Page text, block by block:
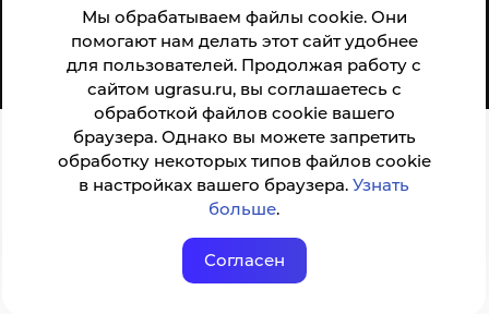
Мы обрабатываем файлы cookie. Они
помогают нам делать этот сайт удобнее
для пользователей. Продолжая работу с
сайтом ugrasu.ru, вы соглашаетесь с
обработкой файлов cookie вашего
браузера. Однако вы можете запретить
обработку некоторых типов файлов cookie
в настройках вашего браузера.Узнать
больше.
Согласен
© ФГБОУ ВО ЮГУ 2001–2026